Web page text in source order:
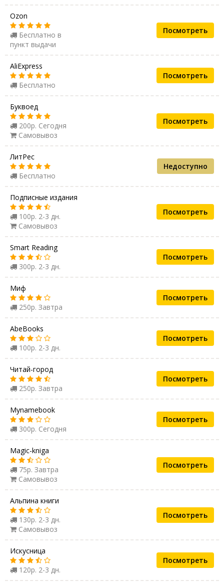
Ozon
Бесплатно в
пункт выдачи
Посмотреть
AliExpress
Бесплатно
Посмотреть
Буквоед
200р. Сегодня
Самовывоз
Посмотреть
ЛитРес
Бесплатно
Недоступно
Подписные издания
100р. 2-3 дн.
Самовывоз
Посмотреть
Smart Reading
300р. 2-3 дн.
Посмотреть
Миф
250р. Завтра
Посмотреть
AbeBooks
100р. 2-3 дн.
Посмотреть
Читай-город
250р. Завтра
Посмотреть
Mynamebook
300р. Сегодня
Посмотреть
Magic-kniga
75р. Завтра
Самовывоз
Посмотреть
Альпина книги
130р. 2-3 дн.
Самовывоз
Посмотреть
Искусница
120р. 2-3 дн.
Посмотреть